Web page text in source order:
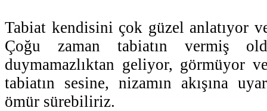
Tabiat kendisini çok güzel anlatıyor
Çoğu zaman tabiatın vermiş
duymamazlıktan geliyor, görmüyor
tabiatın sesine, nizamın akışına
ömür sürebiliriz.